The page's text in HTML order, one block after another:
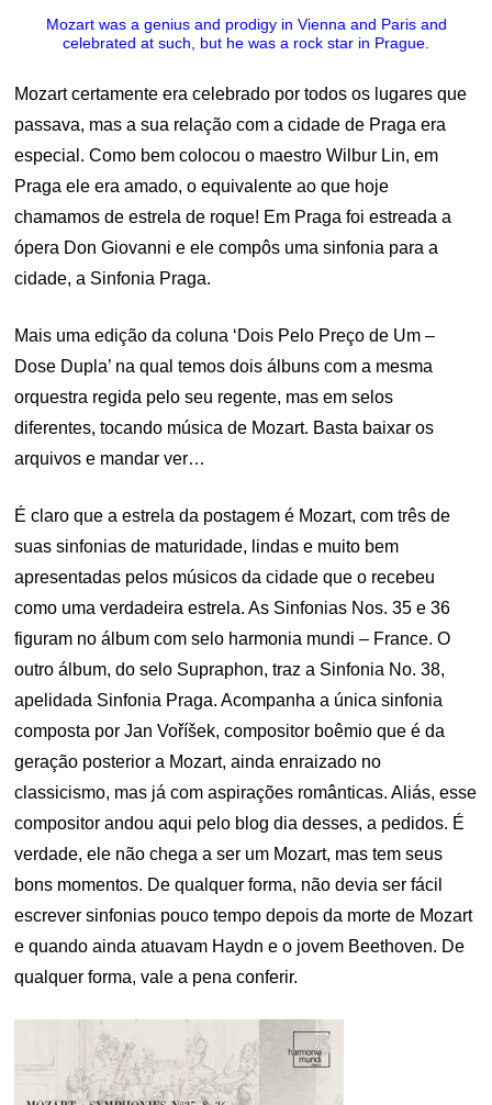
Mozart was a genius and prodigy in Vienna and Paris and
celebrated at such, but he was a rock star in Prague.
Mozart certamente era celebrado por todos os lugares que
passava, mas a sua relação com a cidade de Praga era
especial. Como bem colocou o maestro Wilbur Lin, em
Praga ele era amado, o equivalente ao que hoje
chamamos de estrela de roque! Em Praga foi estreada a
ópera Don Giovanni e ele compôs uma sinfonia para a
cidade, a Sinfonia Praga.
Mais uma edição da coluna ‘Dois Pelo Preço de Um –
Dose Dupla’ na qual temos dois álbuns com a mesma
orquestra regida pelo seu regente, mas em selos
diferentes, tocando música de Mozart. Basta baixar os
arquivos e mandar ver…
É claro que a estrela da postagem é Mozart, com três de
suas sinfonias de maturidade, lindas e muito bem
apresentadas pelos músicos da cidade que o recebeu
como uma verdadeira estrela. As Sinfonias Nos. 35 e 36
figuram no álbum com selo harmonia mundi – France. O
outro álbum, do selo Supraphon, traz a Sinfonia No. 38,
apelidada Sinfonia Praga. Acompanha a única sinfonia
composta por Jan Voříšek, compositor boêmio que é da
geração posterior a Mozart, ainda enraizado no
classicismo, mas já com aspirações românticas. Aliás, esse
compositor andou aqui pelo blog dia desses, a pedidos. É
verdade, ele não chega a ser um Mozart, mas tem seus
bons momentos. De qualquer forma, não devia ser fácil
escrever sinfonias pouco tempo depois da morte de Mozart
e quando ainda atuavam Haydn e o jovem Beethoven. De
qualquer forma, vale a pena conferir.